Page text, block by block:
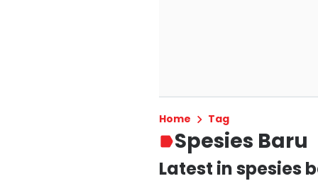
Home Tag
Spesies Baru
Latest in spesies